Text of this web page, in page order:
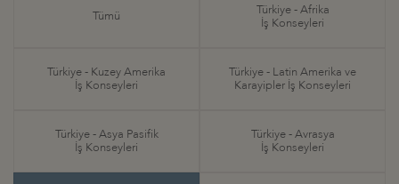
Tümü
Türkiye - Afrika
İş Konseyleri
Türkiye - Kuzey Amerika
İş Konseyleri
Türkiye - Latin Amerika ve
Karayipler İş Konseyleri
Türkiye - Asya Pasifik
İş Konseyleri
Türkiye - Avrasya
İş Konseyleri